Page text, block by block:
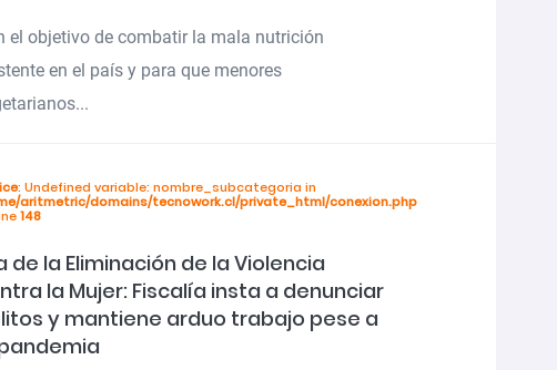
el objetivo de combatir la mala nutrición
en el país y para que menores
: Undefined variable: nombre_subcategoria in
aritmetric/domains/tecnowork.cl/private_html/conexion.php
148
de la Eliminación de la Violencia
la Mujer: Fiscalía insta a denunciar
y mantiene arduo trabajo pese a